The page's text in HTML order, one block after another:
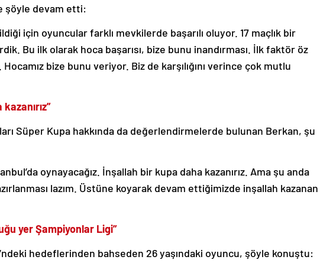
şöyle devam etti:
için oyuncular farklı mevkilerde başarılı oluyor. 17 maçlık bir
Bu ilk olarak hoca başarısı, bize bunu inandırması. İlk faktör öz
bize bunu veriyor. Biz de karşılığını verince çok mutlu
Süper Kupa hakkında da değerlendirmelerde bulunan Berkan, şu
oynayacağız. İnşallah bir kupa daha kazanırız. Ama şu anda
lazım. Üstüne koyarak devam ettiğimizde inşallah kazanan
yer Şampiyonlar Ligi”
hedeflerinden bahseden 26 yaşındaki oyuncu, şöyle konuştu: